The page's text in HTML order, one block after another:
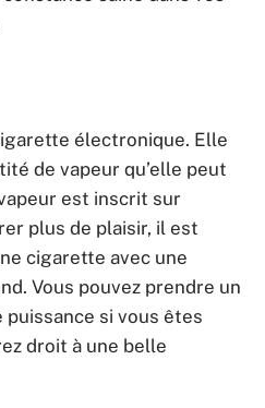
électronique. Elle
de vapeur qu’elle peut
est inscrit sur
plus de plaisir, il est
cigarette avec une
Vous pouvez prendre un
si vous êtes
droit à une belle